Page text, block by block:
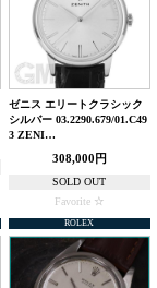
ゼニス エリートクラシック
シルバー 03.2290.679/01.C49
3 ZENI…
308,000円
SOLD OUT
Favorite
ROLEX